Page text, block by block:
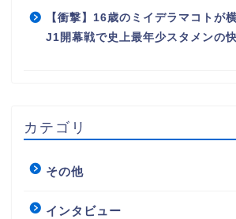
【衝撃】16歳のミイデラマコトが
J1開幕戦で史上最年少スタメンの快
カテゴリ
その他
インタビュー